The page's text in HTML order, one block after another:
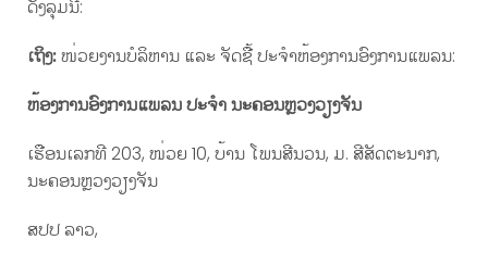
ດັ່ງລຸ່ມນີ້:
ເຖິງ:ໜ່ວຍງານບໍລິຫານ ແລະ ຈັດຊື້ ປະຈຳຫ້ອງການອົງການແພລນ:
ຫ້ອງການອົງການແພລນ ປະຈໍາ ນະຄອນຫຼວງວຽງຈັນ
ເຮືອນເລກທີ 203, ໜ່ວຍ 10, ບ້ານ ໂພນສີນວນ, ມ. ສີສັດຕະນາກ,
ນະຄອນຫຼວງວຽງຈັນ
ສປປ ລາວ,